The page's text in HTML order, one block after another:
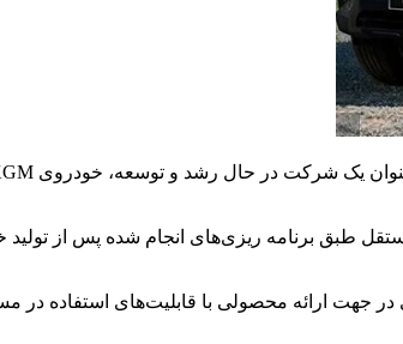
طبق برنامه ریزی‌های انجام شده پس از
در جهت ارائه محصولی با قابلیت‌های استفاده